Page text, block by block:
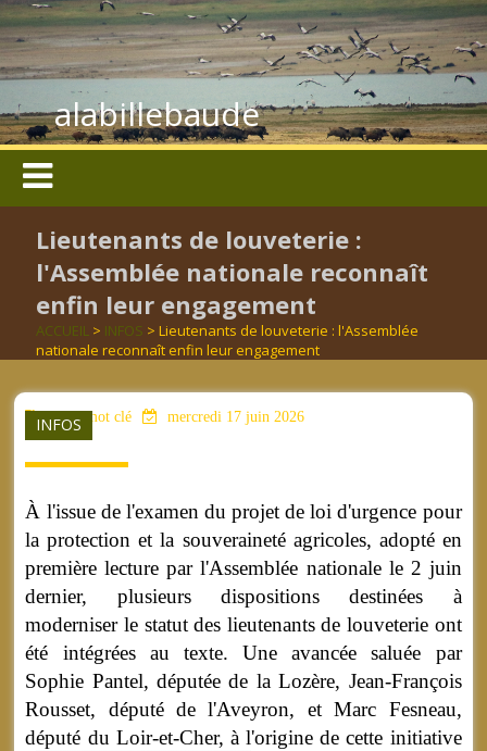
alabillebaude
Lieutenants de louveterie :
l'Assemblée nationale reconnaît
enfin leur engagement
ACCUEIL > INFOS > Lieutenants de louveterie : l'Assemblée
nationale reconnaît enfin leur engagement
INFOS
aucun mot clé mercredi 17 juin 2026
À l'issue de l'examen du projet de loi d'urgence pour
la protection et la souveraineté agricoles, adopté en
première lecture par l'Assemblée nationale le 2 juin
dernier, plusieurs dispositions destinées à
moderniser le statut des lieutenants de louveterie ont
été intégrées au texte. Une avancée saluée par
Sophie Pantel, députée de la Lozère, Jean-François
Rousset, député de l'Aveyron, et Marc Fesneau,
député du Loir-et-Cher, à l'origine de cette initiative